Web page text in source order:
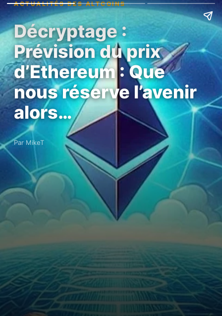
ACTUALITÉS DES ALTCOINS
Décryptage :
Prévision du prix
d’Ethereum : Que
nous réserve l’avenir
alors…
Par MikeT